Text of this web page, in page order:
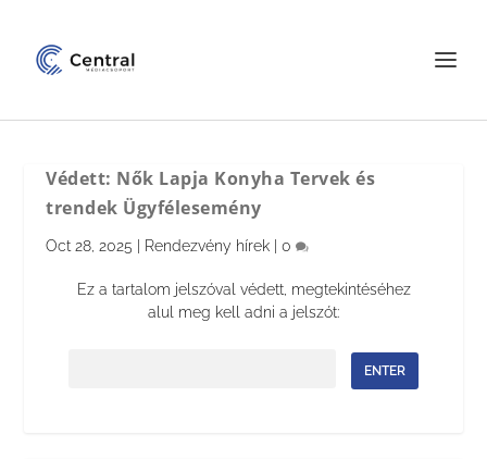
Védett: Nők Lapja Konyha Tervek és
trendek Ügyfélesemény
Oct 28, 2025 Rendezvény hírek |0
Ez a tartalom jelszóval védett, megtekintéséhez
alul meg kell adni a jelszót: